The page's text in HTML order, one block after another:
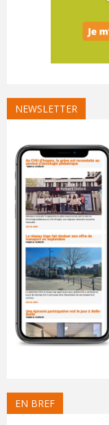
NEWSLETTER
EN BREF